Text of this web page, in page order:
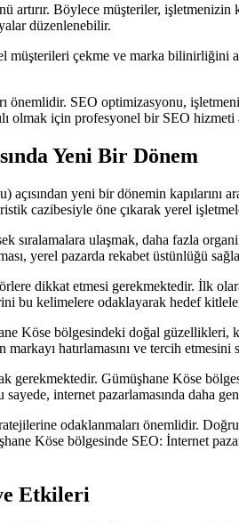
artırır. Böylece müşteriler,
düzenlenebilir.
çekme ve marka bilinirliğini
önemlidir. SEO optimizasyonu,
olmak için profesyonel bir SEO
Yeni Bir Dönem
yeni bir dönemin kapılarını
cazibesiyle öne çıkarak yerel
sıralamalara ulaşmak, daha fazla
yerel pazarda rekabet üstünlüğü
dikkat etmesi gerekmektedir. İlk
bu kelimelere odaklayarak hedef
Köse bölgesindeki doğal
hatırlamasını ve tercih etmesini
gerekmektedir. Gümüşhane Köse
internet pazarlamasında daha
odaklanmaları önemlidir.
Köse bölgesinde SEO: İnternet
Etkileri